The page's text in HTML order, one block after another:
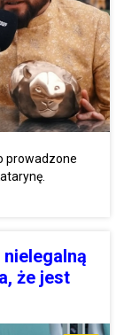
prowadzone
że jest